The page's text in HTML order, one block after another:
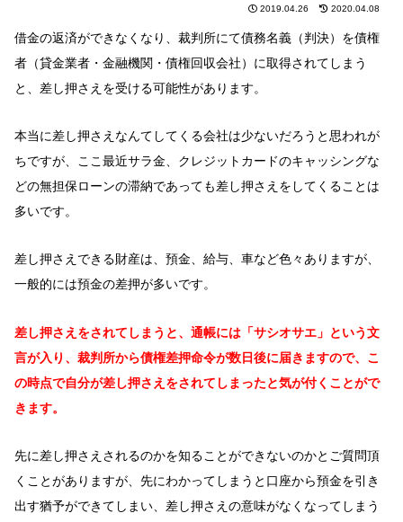
2019.04.26 2020.04.08
借金の返済ができなくなり、裁判所にて債務名義（判決）を債権
者（貸金業者・金融機関・債権回収会社）に取得されてしまう
と、差し押さえを受ける可能性があります。
本当に差し押さえなんてしてくる会社は少ないだろうと思われが
ちですが、ここ最近サラ金、クレジットカードのキャッシングな
どの無担保ローンの滞納であっても差し押さえをしてくることは
多いです。
差し押さえできる財産は、預金、給与、車など色々ありますが、
一般的には預金の差押が多いです。
差し押さえをされてしまうと、通帳には「サシオサエ」という文
言が入り、裁判所から債権差押命令が数日後に届きますので、こ
の時点で自分が差し押さえをされてしまったと気が付くことがで
きます。
先に差し押さえされるのかを知ることができないのかとご質問頂
くことがありますが、先にわかってしまうと口座から預金を引き
出す猶予ができてしまい、差し押さえの意味がなくなってしまう